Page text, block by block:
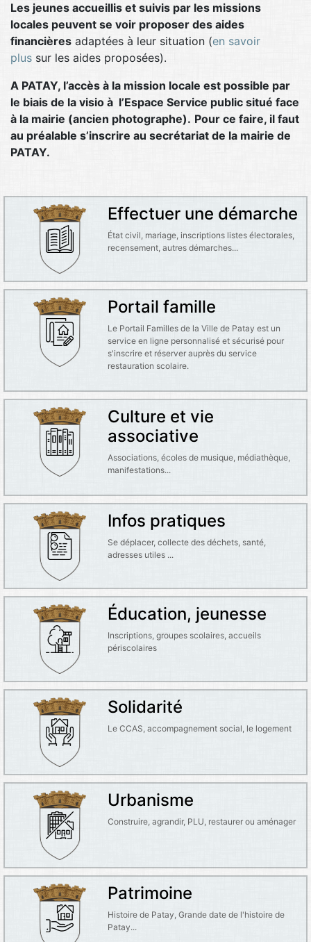
Les jeunes accueillis et suivis par les missions
locales peuvent se voir proposer des aides
financières adaptées à leur situation (en savoir
plus sur les aides proposées).
A PATAY, l’accès à la mission locale est possible par
le biais de la visio à l’Espace Service public situé face
à la mairie (ancien photographe). Pour ce faire, il faut
au préalable s’inscrire au secrétariat de la mairie de
PATAY.
Effectuer une démarche
État civil, mariage, inscriptions listes électorales,
recensement, autres démarches...
Portail famille
Le Portail Familles de la Ville de Patay est un
service en ligne personnalisé et sécurisé pour
s'inscrire et réserver auprès du service
restauration scolaire.
Culture et vie
associative
Associations, écoles de musique, médiathèque,
manifestations...
Infos pratiques
Se déplacer, collecte des déchets, santé,
adresses utiles ...
Éducation, jeunesse
Inscriptions, groupes scolaires, accueils
périscolaires
Solidarité
Le CCAS, accompagnement social, le logement
Urbanisme
Construire, agrandir, PLU, restaurer ou aménager
Patrimoine
Histoire de Patay, Grande date de l'histoire de
Patay...